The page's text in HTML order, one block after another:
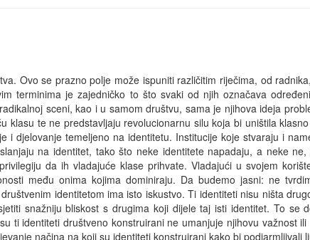
Ovo se prazno polje može ispuniti različitim riječima, od
terminima je zajedničko to što svaki od njih označava
sceni, kao i u samom društvu, sama je njihova ideja
klasu te ne predstavljaju revolucionarnu silu koja bi uništila
i djelovanje temeljeno na identitetu. Institucije koje stvaraju i
na identitet, tako što neke identitete napadaju, a neke
da ih vladajuće klase prihvate. Vladajući u svojem
među onima kojima dominiraju. Da budemo jasni: ne
identitetom ima isto iskustvo. Ti identiteti nisu ništa
snažniju bliskost s drugima koji dijele taj isti identitet. To se
ti identiteti društveno konstruirani ne umanjuje njihovu važnost
načina na koji su identiteti konstruirani kako bi podjarmljivali